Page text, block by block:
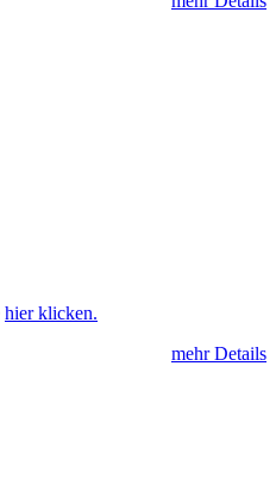
hier klicken.
mehr Details